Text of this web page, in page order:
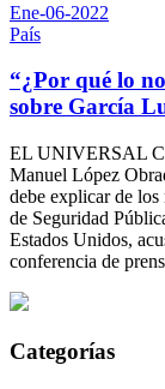
Ene-06-2022
País
“¿Por qué lo
sobre García
EL UNIVERSAL
Manuel López
debe explicar de
de Seguridad
Estados Unidos,
conferencia de
Categorías